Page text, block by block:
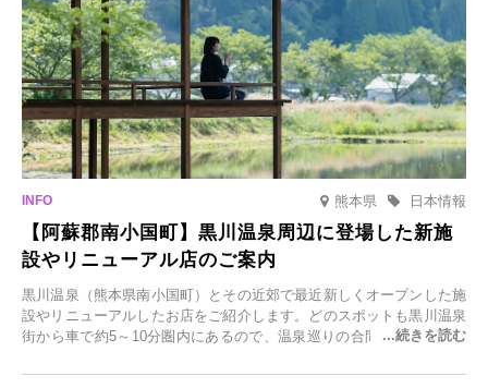
熊本県 日本情報
【阿蘇郡南小国町】黒川温泉周辺に登場した新施
設やリニューアル店のご案内
黒川温泉（熊本県南小国町）とその近郊で最近新しくオープンした施
設やリニューアルしたお店をご紹介します。どのスポットも黒川温泉
街から車で約5～10分圏内にあるので、温泉巡りの合間に気軽に立ち
元食材にこだわったレストランなど、多彩な魅力が満載です。黒川温